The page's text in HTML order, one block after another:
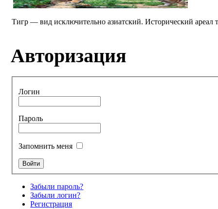
Тигр — вид исключительно азиатский. Исторический ареал
Авторизация
Логин
Пароль
Запомнить меня
Забыли пароль?
Забыли логин?
Регистрация